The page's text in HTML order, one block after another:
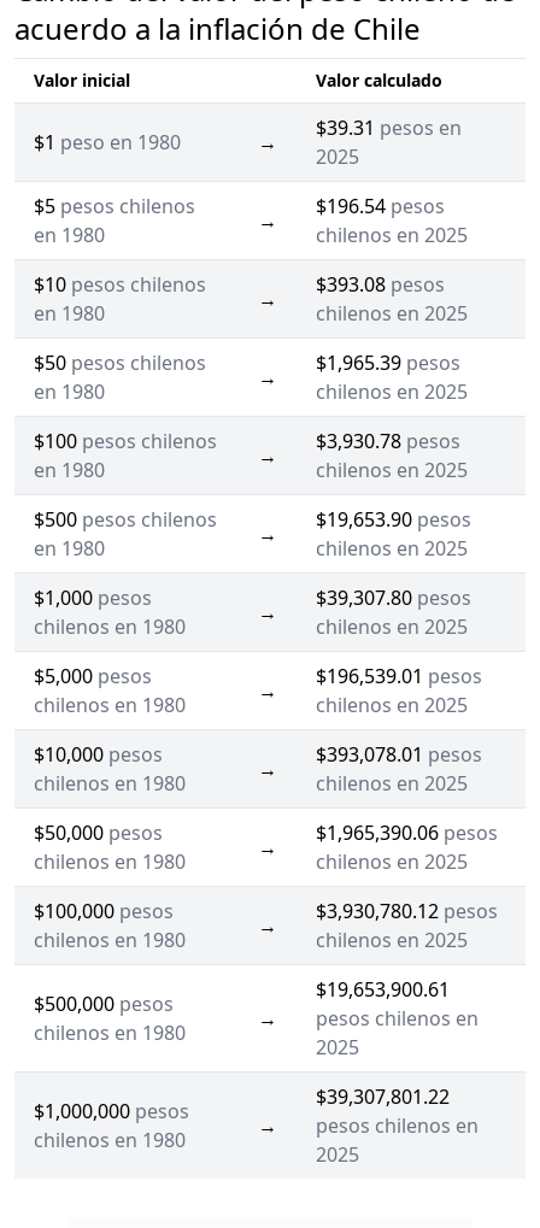
acuerdo a la inflación de Chile
Valor inicial Valor calculado
$1 peso en 1980 →
$39.31 pesos en
2025
$5 pesos chilenos
en 1980
→
$196.54 pesos
chilenos en 2025
$10 pesos chilenos
en 1980
→
$393.08 pesos
chilenos en 2025
$50 pesos chilenos
en 1980
→
$1,965.39 pesos
chilenos en 2025
$100 pesos chilenos
en 1980
→
$3,930.78 pesos
chilenos en 2025
$500 pesos chilenos
en 1980
→
$19,653.90 pesos
chilenos en 2025
$1,000 pesos
chilenos en 1980
→
$39,307.80 pesos
chilenos en 2025
$5,000 pesos
chilenos en 1980
→
$196,539.01 pesos
chilenos en 2025
$10,000 pesos
chilenos en 1980
→
$393,078.01 pesos
chilenos en 2025
$50,000 pesos
chilenos en 1980
→
$1,965,390.06 pesos
chilenos en 2025
$100,000 pesos
chilenos en 1980
→
$3,930,780.12 pesos
chilenos en 2025
$500,000 pesos
chilenos en 1980
→
$19,653,900.61
pesos chilenos en
2025
$1,000,000 pesos
chilenos en 1980
→
$39,307,801.22
pesos chilenos en
2025